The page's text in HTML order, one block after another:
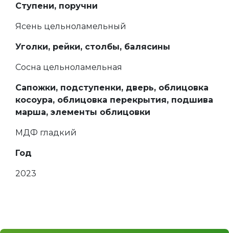
Ступени, поручни
Ясень цельноламельный
Уголки, рейки, столбы, балясины
Сосна цельноламельная
Сапожки, подступенки, дверь, облицовка
косоура, облицовка перекрытия, подшива
марша, элементы облицовки
МДФ гладкий
Год
2023